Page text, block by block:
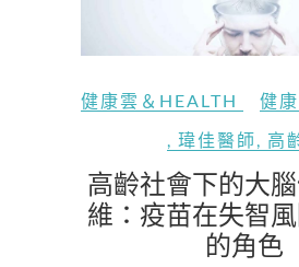
健康雲＆HEALTH 健
瑋佳醫師 高
高齡社會下的大
維：疫苗在失智
的角色